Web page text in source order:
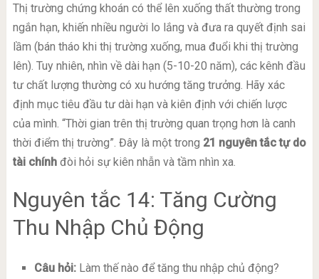
Thị trường chứng khoán có thể lên xuống thất thường trong
ngắn hạn, khiến nhiều người lo lắng và đưa ra quyết định sai
lầm (bán tháo khi thị trường xuống, mua đuổi khi thị trường
lên). Tuy nhiên, nhìn về dài hạn (5-10-20 năm), các kênh đầu
tư chất lượng thường có xu hướng tăng trưởng. Hãy xác
định mục tiêu đầu tư dài hạn và kiên định với chiến lược
của mình. “Thời gian trên thị trường quan trọng hơn là canh
thời điểm thị trường”. Đây là một trong 21 nguyên tắc tự do
tài chínhđòi hỏi sự kiên nhẫn và tầm nhìn xa.
Nguyên tắc 14: Tăng Cường
Thu Nhập Chủ Động
Câu hỏi:Làm thế nào để tăng thu nhập chủ động?